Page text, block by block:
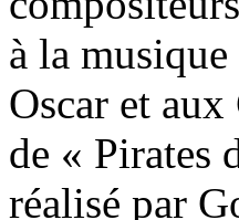
à la
Oscar et
de « Pirates
réalisé par